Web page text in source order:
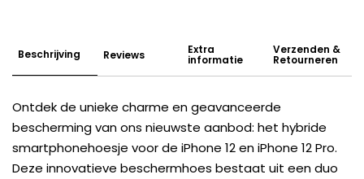
Beschrijving Reviews Extra
informatie
Verzenden &
Retourneren
Ontdek de unieke charme en geavanceerde
bescherming van ons nieuwste aanbod: het hybride
smartphonehoesje voor de iPhone 12 en iPhone 12 Pro.
Deze innovatieve beschermhoes bestaat uit een duo